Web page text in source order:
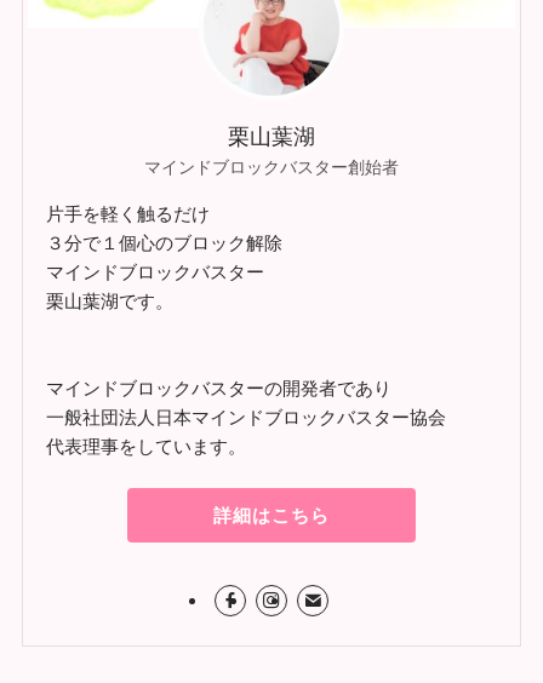
栗山葉湖
マインドブロックバスター創始者
片手を軽く触るだけ
３分で１個心のブロック解除
マインドブロックバスター
栗山葉湖です。
マインドブロックバスターの開発者であり
一般社団法人日本マインドブロックバスター協会
代表理事をしています。
詳細はこちら